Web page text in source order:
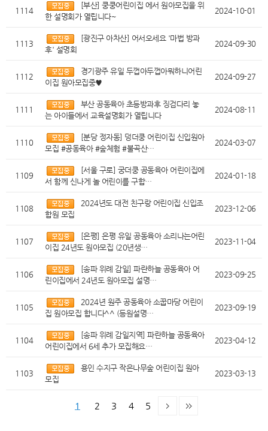
1114
[부산] 쿵쿵어린이집 에서 원아모집을 위
한 설명회가 열립니다~
2024-10-01
1113
[광진구 아차산] 어서오세요 '마법 방과
후' 설명회
2024-09-30
1112
경기광주 유일 두껍아두껍아뭐하니어린
이집 원아모집중♥
2024-09-27
1111
부산 공동육아 초등방과후 징검다리 놓
는 아이들에서 교육설명회가 열립니다
2024-08-11
1110
[분당 정자동] 덩더쿵 어린이집 신입원아
모집 #공동육아 #숲체험 #불곡산…
2024-03-07
1109
[서울 구로] 궁더쿵 공동육아 어린이집에
서 함께 신나게 놀 어린이를 구합…
2024-01-18
1108
2024년도 대전 친구랑 어린이집 신입조
합원 모집
2023-12-06
1107
[은평] 은평 유일 공동육아 소리나는어린
이집 24년도 원아모집 (20년생…
2023-11-04
1106
[송파 위례 감일] 파란하늘 공동육아 어
린이집에서 24년도 원아모집 설명…
2023-09-25
1105
2024년 원주 공동육아 소꿉마당 어린이
집 원아모집 합니다^^ (등원설명…
2023-09-19
1104
[송파 위례 감일지역] 파란하늘 공동육아
어린이집에서 6세 추가 모집해요…
2023-04-12
1103
용인 수지구 작은나무숲 어린이집 원아
모집
2023-03-13
1 2 3 4 5